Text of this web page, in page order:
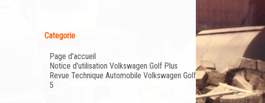
Categorie
Page d'accueil
Notice d'utilisation Volkswagen Golf Plus
Revue Technique Automobile Volkswagen Golf
5